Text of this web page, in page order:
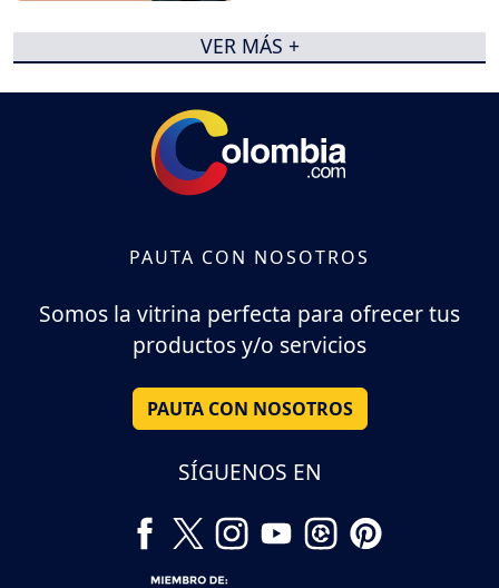
VER MÁS +
PAUTA CON NOSOTROS
Somos la vitrina perfecta para ofrecer tus
productos y/o servicios
PAUTA CON NOSOTROS
SÍGUENOS EN